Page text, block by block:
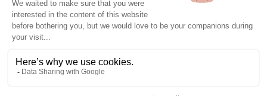
Français
English